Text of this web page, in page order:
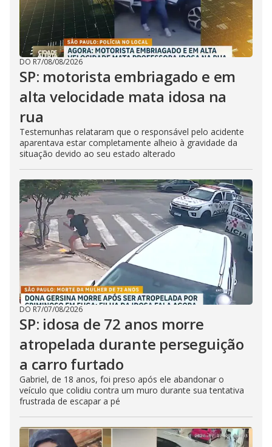
DO R7/08/08/2026
SP: motorista embriagado e em
alta velocidade mata idosa na
rua
Testemunhas relataram que o responsável pelo acidente
aparentava estar completamente alheio à gravidade da
situação devido ao seu estado alterado
DO R7/07/08/2026
SP: idosa de 72 anos morre
atropelada durante perseguição
a carro furtado
Gabriel, de 18 anos, foi preso após ele abandonar o
veículo que colidiu contra um muro durante sua tentativa
frustrada de escapar a pé